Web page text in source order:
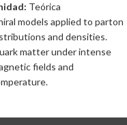
Teórica
models applied to parton
and densities.
matter under intense
fields and